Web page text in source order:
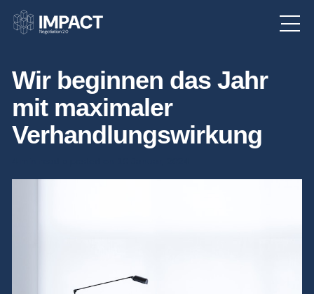
Wir beginnen das Jahr
mit maximaler
Verhandlungswirkung